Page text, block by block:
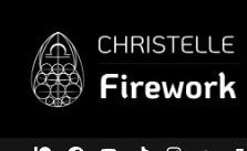
contenu